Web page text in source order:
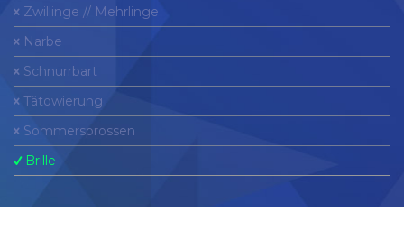
Zwillinge // Mehrlinge
Narbe
Schnurrbart
Tätowierung
Sommersprossen
Brille